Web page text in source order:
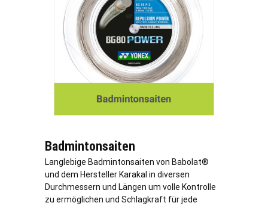
Badmintonsaiten
Langlebige Badmintonsaiten von Babolat®
und dem Hersteller Karakal in diversen
Durchmessern und Längen um volle Kontrolle
zu ermöglichen und Schlagkraft für jede